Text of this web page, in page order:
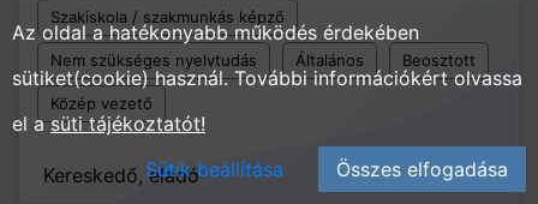
Szakiskola / szakmunkás képző
Nem szükséges nyelvtudás Általános Beosztott
Közép vezető
Kereskedő, eladó 2021. 06. 22.
Az oldal a hatékonyabb működés érdekében
sütiket(cookie) használ. További információkért olvassa
el asüti tájékoztatót!
Sütik beállítása
Összes elfogadása